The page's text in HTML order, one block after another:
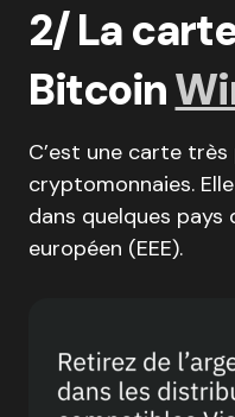
2/ La
Bitcoin
C’est une carte
cryptomonnaies.
dans quelques pays
européen (EEE).